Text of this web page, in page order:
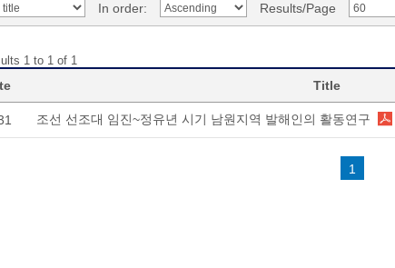
In order: Results/Page
1 to 1 of 1
Title
조선 선조대 임진~정유년 시기 남원지역 발해인의 활동연구
1